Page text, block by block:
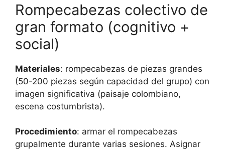
Rompecabezas colectivo de
gran formato (cognitivo +
social)
Materiales: rompecabezas de piezas grandes
(50-200 piezas según capacidad del grupo) con
imagen significativa (paisaje colombiano,
escena costumbrista).
Procedimiento: armar el rompecabezas
grupalmente durante varias sesiones. Asignar